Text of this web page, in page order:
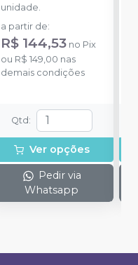
unidade.
a partir de:
R$ 144,53 no Pix
ou R$ 149,00 nas
demais condições
Qtd :
Ver opções
Pedir via
Whatsapp